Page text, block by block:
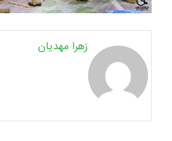
زهرا مهدیان